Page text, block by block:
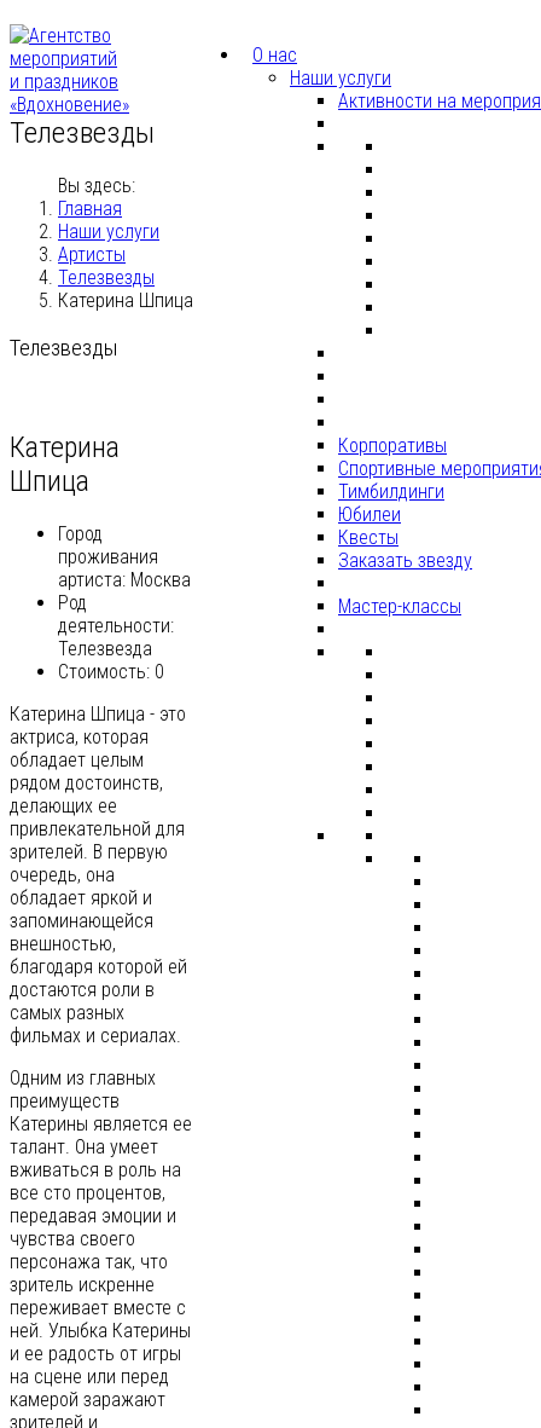
О нас
Наши услуги
Активности на
Корпоративы
Спортивные
Тимбилдинги
Юбилеи
Квесты
Заказать звезду
Мастер-классы
Телезвезды
Вы здесь:
Главная
Наши услуги
Артисты
Телезвезды
Катерина Шпица
Телезвезды
Катерина
Шпица
Город
проживания
артиста: Москва
Род
деятельности:
Телезвезда
Стоимость: 0
Катерина Шпица - это
актриса, которая
обладает целым
рядом достоинств,
делающих ее
привлекательной для
зрителей. В первую
очередь, она
обладает яркой и
запоминающейся
внешностью,
благодаря которой ей
достаются роли в
самых разных
фильмах и сериалах.
Одним из главных
преимуществ
Катерины является ее
талант. Она умеет
вживаться в роль на
все сто процентов,
передавая эмоции и
чувства своего
персонажа так, что
зритель искренне
переживает вместе с
ней. Улыбка Катерины
и ее радость от игры
на сцене или перед
камерой заражают
зрителей и